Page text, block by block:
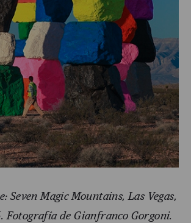
Seven Magic Mountains, Las Vegas,
Fotografía de Gianfranco Gorgoni.